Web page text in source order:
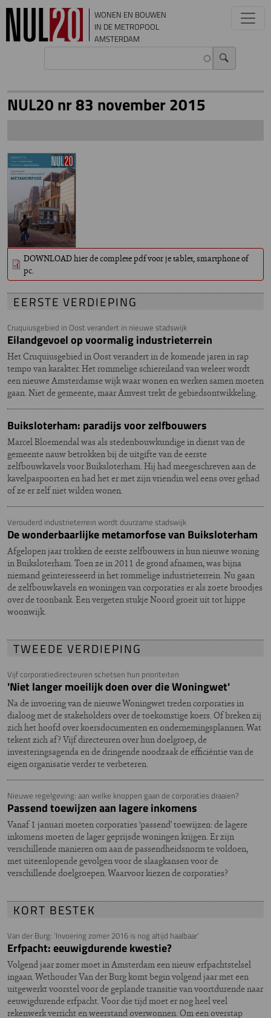
Overslaan en naar de inhoud gaan
WONEN EN BOUWEN
IN DE METROPOOL
AMSTERDAM
EERSTE VERDIEPING
Cruquiusgebied in Oost verandert in nieuwe stadswijk
Eilandgevoel op voormalig industrieterrein
Het Cruquiusgebied in Oost verandert in de komende jaren in rap
tempo van karakter. Het rommelige schiereiland van weleer wordt
een nieuwe Amsterdamse wijk waar wonen en werken samen moeten
gaan. Niet de gemeente, maar Amvest trekt de gebiedsontwikkeling.
Buiksloterham: paradijs voor zelfbouwers
Marcel Bloemendal was als stedenbouwkundige in dienst van de
gemeente nauw betrokken bij de uitgifte van de eerste
zelfbouwkavels voor Buiksloterham. Hij had meegeschreven aan de
kavelpaspoorten en had het er met zijn vriendin wel eens over gehad
of ze er zelf niet wilden wonen.
Verouderd industrieterrein wordt duurzame stadswijk
De wonderbaarlijke metamorfose van Buiksloterham
Afgelopen jaar trokken de eerste zelfbouwers in hun nieuwe woning
in Buiksloterham. Toen ze in 2011 de grond afnamen, was bijna
niemand geïnteresseerd in het rommelige industrieterrein. Nu gaan
de zelfbouwkavels en woningen van corporaties er als zoete broodjes
over de toonbank. Een vergeten stukje Noord groeit uit tot hippe
woonwijk.
TWEEDE VERDIEPING
Vijf corporatiedirecteuren schetsen hun prioriteiten
'Niet langer moeilijk doen over die Woningwet'
Na de invoering van de nieuwe Woningwet treden corporaties in
dialoog met de stakeholders over de toekomstige koers. Of breken zij
zich het hoofd over koersdocumenten en ondernemingsplannen. Wat
tekent zich af? Vijf directeuren over hun doelgroep, de
investeringsagenda en de dringende noodzaak de efficiëntie van de
eigen organisatie verder te verbeteren.
Nieuwe regelgeving: aan welke knoppen gaan de corporaties draaien?
Passend toewijzen aan lagere inkomens
Vanaf 1 januari moeten corporaties ‘passend’ toewijzen: de lagere
inkomens moeten de lager geprijsde woningen krijgen. Er zijn
verschillende manieren om aan de passendheidsnorm te voldoen,
met uiteenlopende gevolgen voor de slaagkansen voor de
verschillende doelgroepen. Waarvoor kiezen de corporaties?
KORT BESTEK
Van der Burg: ‘Invoering zomer 2016 is nog altijd haalbaar’
Erfpacht: eeuwigdurende kwestie?
Volgend jaar zomer moet in Amsterdam een nieuw erfpachtstelsel
ingaan. Wethouder Van der Burg komt begin volgend jaar met een
uitgewerkt voorstel voor de geplande transitie van voortdurende naar
eeuwigdurende erfpacht. Voor die tijd moet er nog heel veel
rekenwerk verricht en weerstand overwonnen. Om een overstap
NUL20 nr 83 november 2015
DOWNLOAD hier de complete pdf voor je tablet, smartphone of
pc.